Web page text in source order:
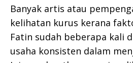
Banyak artis atau
kelihatan kurus kerana
Fatin sudah beberapa kali
usaha konsisten dalam